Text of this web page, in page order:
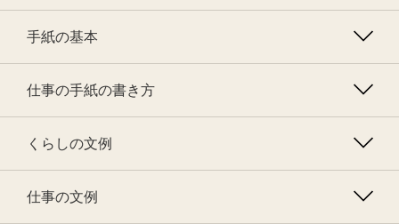
手紙の基本
仕事の手紙の書き方
くらしの文例
仕事の文例